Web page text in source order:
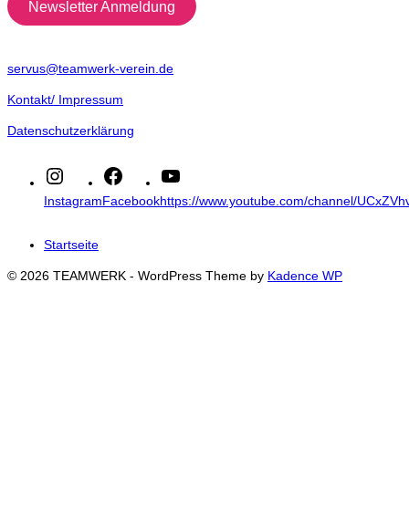
Newsletter Anmeldung
servus@teamwerk-verein.de
Kontakt/ Impressum
Datenschutzerklärung
InstagramFacebookhttps://www.youtube.com/channel/
Startseite
© 2026 TEAMWERK - WordPress Theme by Kadence WP